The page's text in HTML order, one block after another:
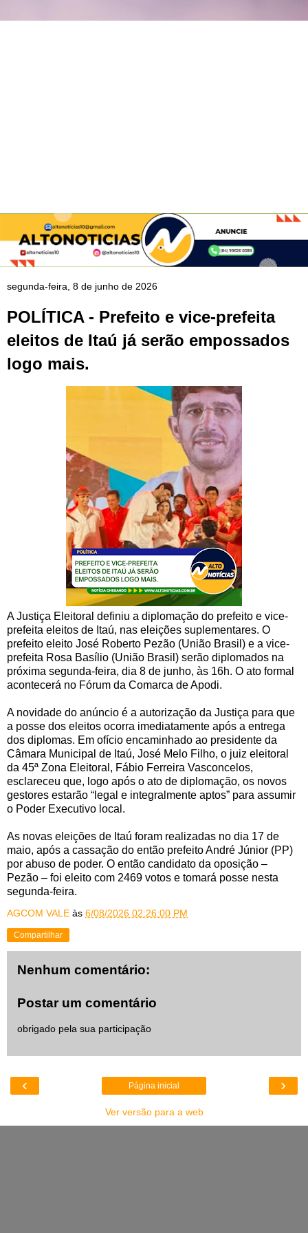
segunda-feira, 8 de junho de 2026
POLÍTICA - Prefeito e vice-prefeita
eleitos de Itaú já serão empossados
logo mais.
A Justiça Eleitoral definiu a diplomação do prefeito e vice-
prefeita eleitos de Itaú, nas eleições suplementares. O
prefeito eleito José Roberto Pezão (União Brasil) e a vice-
prefeita Rosa Basílio (União Brasil) serão diplomados na
próxima segunda-feira, dia 8 de junho, às 16h. O ato formal
acontecerá no Fórum da Comarca de Apodi.
A novidade do anúncio é a autorização da Justiça para que
a posse dos eleitos ocorra imediatamente após a entrega
dos diplomas. Em ofício encaminhado ao presidente da
Câmara Municipal de Itaú, José Melo Filho, o juiz eleitoral
da 45ª Zona Eleitoral, Fábio Ferreira Vasconcelos,
esclareceu que, logo após o ato de diplomação, os novos
gestores estarão “legal e integralmente aptos” para assumir
o Poder Executivo local.
As novas eleições de Itaú foram realizadas no dia 17 de
maio, após a cassação do então prefeito André Júnior (PP)
por abuso de poder. O então candidato da oposição –
Pezão – foi eleito com 2469 votos e tomará posse nesta
segunda-feira.
AGCOM VALE às 6/08/2026 02:26:00 PM
Compartilhar
Nenhum comentário:
Postar um comentário
obrigado pela sua participação
‹ ›
Página inicial
Ver versão para a web